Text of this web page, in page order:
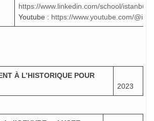
https://www.linkedin.com/school/
Youtube : https://www.youtube.com/
À L’HISTORIQUE POUR
2023